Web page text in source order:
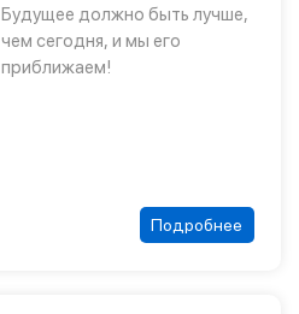
Будущее должно быть лучше,
чем сегодня, и мы его
приближаем!
Подробнее